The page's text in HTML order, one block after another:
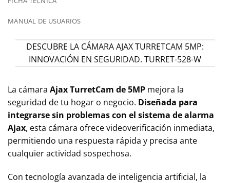
MANUAL DE USUARIOS
DESCUBRE LA CÁMARA AJAX TURRETCAM 5MP:
INNOVACIÓN EN SEGURIDAD. TURRET-528-W
La cámara Ajax TurretCam de 5MP mejora la
seguridad de tu hogar o negocio. Diseñada para
integrarse sin problemas con el sistema de alarma
Ajax, esta cámara ofrece videoverificación inmediata,
permitiendo una respuesta rápida y precisa ante
cualquier actividad sospechosa.
Con tecnología avanzada de inteligencia artificial, la